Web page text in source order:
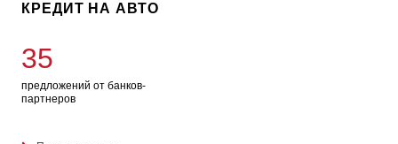
КРЕДИТ НА АВТО
35
предложений от банков-
партнеров